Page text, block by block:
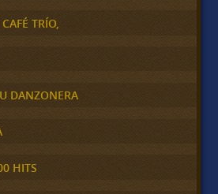
TRÍO,
DANZONERA
HITS